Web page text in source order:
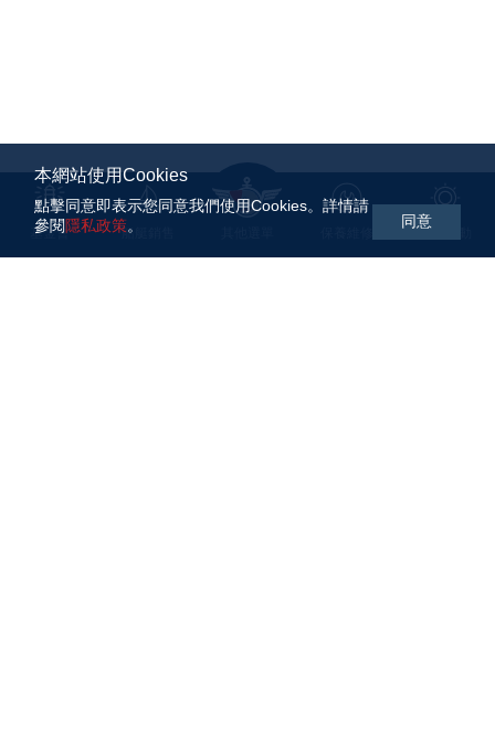
基金會 船艇銷售 航海活動
本網站使用Cookies
點擊同意即表示您同意我們使用Cookies。詳情請
參閱隱私政策。 同意